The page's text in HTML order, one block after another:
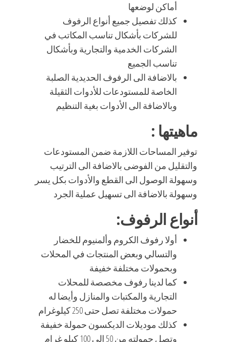
أماكن لوضعها
كذلك تفصيل جميع أنواع الرفوف
للشركات بأشكال تناسب المكاتب في
الشركات الخدمية والتجارية وبأشكال
تناسب الجميع
بالاضافة الى الرفوف الحديدية الصلبة
الخاصة للمستودعات للأدوات الثقيلة
وبالاضافة الى الأدوات بغية التنظيم
ماهيتها :
توفير المساحات اللازمة ضمن المستودعات
والتقليل من الفوضى بالاضافة الى الترتيب
وسهولة الوصول الى القطع والأدوات بكل يسر
وسهولة بالاضافة الى تسهيل عملية الجرد
أنواع الرفوف:
أولا رفوف الكروم وألمنيوم للخضار
والتسالي وبعض المنتجات في المحلات
وبحمولات مختلفة خفيفة
كما لدينا رفوف مخصصة للمحلات
التجارية والمكتبات والمنازل وأيضا له
حمولات مختلفة تصل حتى 250 كيلوغرام
كذلك موديلات الديكسون حمولة خفيفة
وتصل حمولته من 50 الى 100 كيلو غرام